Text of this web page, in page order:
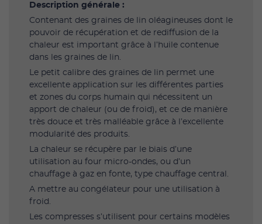
Description générale :
Contenant des graines de lin oléagineuses dont le
pouvoir de récupération et de rediffusion de la
chaleur est important grâce à l’huile contenue
dans les graines de lin.
Le petit calibre des graines de lin permet une
excellente application sur les différentes parties
et zones du corps humain qui nécessitent un
apport de chaleur (ou de froid), et ce de manière
très douce et très malléable grâce à l’excellente
modularité des produits.
La chaleur se récupère par le biais d’une
utilisation au four micro-ondes, ou d’un
chauffage à gaz en fonte, type chauffage central.
A mettre au congélateur pour une utilisation à
froid.
Les compresses s’utilisent pour certains modèles